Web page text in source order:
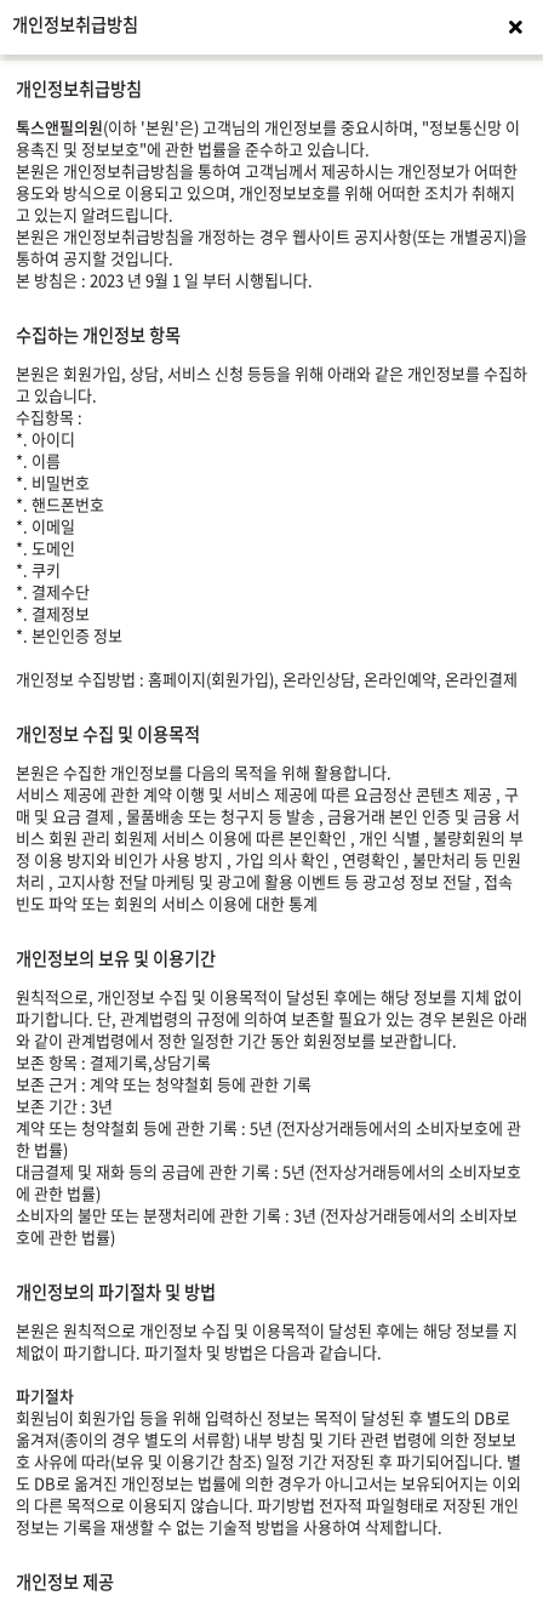
개인정보취급방침 이
개인정보취급방침
톡스앤필의원(이하 '본원'은) 고객님의 개인정보를 중요시하며, "정보통신망 이
용촉진 및 정보보호"에 관한 법률을 준수하고 있습니다.
본원은 개인정보취급방침을 통하여 고객님께서 제공하시는 개인정보가 어떠한
용도와 방식으로 이용되고 있으며, 개인정보보호를 위해 어떠한 조치가 취해지
고 있는지 알려드립니다.
본원은 개인정보취급방침을 개정하는 경우 웹사이트 공지사항(또는 개별공지)을
통하여 공지할 것입니다.
본 방침은 : 2023 년 9월 1 일 부터 시행됩니다.
수집하는 개인정보 항목
본원은 회원가입, 상담, 서비스 신청 등등을 위해 아래와 같은 개인정보를 수집하
고 있습니다.
수집항목 :
*. 아이디
*. 이름
*. 비밀번호
*. 핸드폰번호
*. 이메일
*. 도메인
*. 쿠키
*. 결제수단
*. 결제정보
*. 본인인증 정보
개인정보 수집방법 : 홈페이지(회원가입), 온라인상담, 온라인예약, 온라인결제
개인정보 수집 및 이용목적
본원은 수집한 개인정보를 다음의 목적을 위해 활용합니다.
서비스 제공에 관한 계약 이행 및 서비스 제공에 따른 요금정산 콘텐츠 제공 , 구
매 및 요금 결제 , 물품배송 또는 청구지 등 발송 , 금융거래 본인 인증 및 금융 서
비스 회원 관리 회원제 서비스 이용에 따른 본인확인 , 개인 식별 , 불량회원의 부
정 이용 방지와 비인가 사용 방지 , 가입 의사 확인 , 연령확인 , 불만처리 등 민원
처리 , 고지사항 전달 마케팅 및 광고에 활용 이벤트 등 광고성 정보 전달 , 접속
빈도 파악 또는 회원의 서비스 이용에 대한 통계
개인정보의 보유 및 이용기간
원칙적으로, 개인정보 수집 및 이용목적이 달성된 후에는 해당 정보를 지체 없이
파기합니다. 단, 관계법령의 규정에 의하여 보존할 필요가 있는 경우 본원은 아래
와 같이 관계법령에서 정한 일정한 기간 동안 회원정보를 보관합니다.
보존 항목 : 결제기록,상담기록
보존 근거 : 계약 또는 청약철회 등에 관한 기록
보존 기간 : 3년
계약 또는 청약철회 등에 관한 기록 : 5년 (전자상거래등에서의 소비자보호에 관
한 법률)
대금결제 및 재화 등의 공급에 관한 기록 : 5년 (전자상거래등에서의 소비자보호
에 관한 법률)
소비자의 불만 또는 분쟁처리에 관한 기록 : 3년 (전자상거래등에서의 소비자보
호에 관한 법률)
개인정보의 파기절차 및 방법
본원은 원칙적으로 개인정보 수집 및 이용목적이 달성된 후에는 해당 정보를 지
체없이 파기합니다. 파기절차 및 방법은 다음과 같습니다.
파기절차
회원님이 회원가입 등을 위해 입력하신 정보는 목적이 달성된 후 별도의 DB로
옮겨져(종이의 경우 별도의 서류함) 내부 방침 및 기타 관련 법령에 의한 정보보
호 사유에 따라(보유 및 이용기간 참조) 일정 기간 저장된 후 파기되어집니다. 별
도 DB로 옮겨진 개인정보는 법률에 의한 경우가 아니고서는 보유되어지는 이외
의 다른 목적으로 이용되지 않습니다. 파기방법 전자적 파일형태로 저장된 개인
정보는 기록을 재생할 수 없는 기술적 방법을 사용하여 삭제합니다.
개인정보 제공